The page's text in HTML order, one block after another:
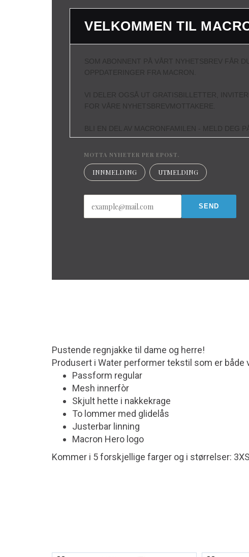
VELKOMMEN TIL
SOM ABONNENT PÅ VÅRT NYHETSBREV FÅR
OPPDATERINGER FRA MACRON.
VI DELER OGSÅ UT GRATISBILLETTER,
FOR VÅRE NYHETSBREVMOTTAKERE.
BLI EN DEL AV MACRONFAMILEN - MELD DEG
MOTTA NYHETER PER EPOST.
INNMELDING UTMELDING
Pustende regnjakke til dame og herre!
Produsert i Water performer tekstil som er både
Passform regular
Mesh innerfòr
Skjult hette i nakkekrage
To lommer med glidelås
Justerbar linning
Macron Hero logo
Kommer i 5 forskjellige farger og i størrelser: